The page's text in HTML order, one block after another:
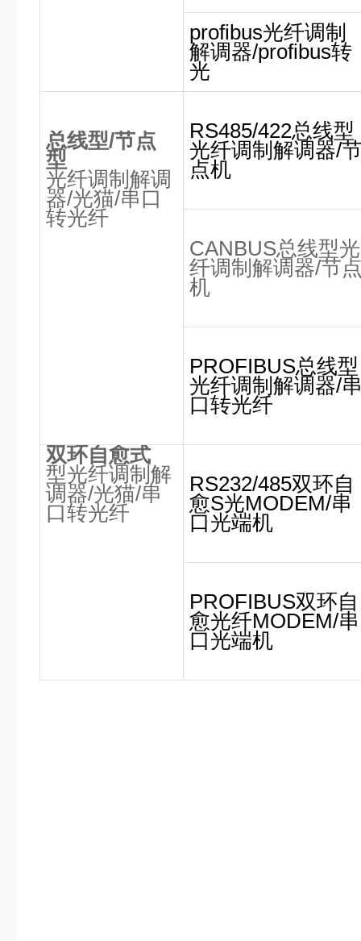
profibus光纤调制
解调器/profibus转
光
总线型/节点
型
光纤调制解调
器/光猫/串口
转光纤
RS485/422总线型
光纤调制解调器/
点机
CANBUS总线型光
纤调制解调器/节
机
PROFIBUS总线型
光纤调制解调器/
口转光纤
双环自愈式
型光纤调制解
调器/光猫/串
口转光纤
RS232/485双环自
愈S光MODEM/串
口光端机
PROFIBUS双环自
愈光纤MODEM/串
口光端机